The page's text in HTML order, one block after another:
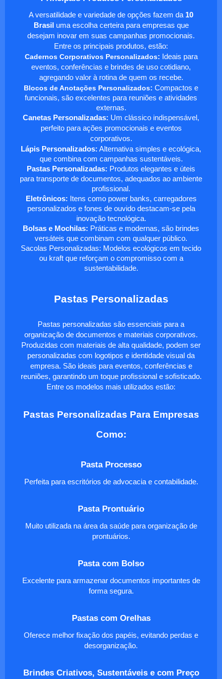
A versatilidade e variedade de opções fazem da 10
Brasil uma escolha certeira para empresas que
desejam inovar em suas campanhas promocionais.
Entre os principais produtos, estão:
Cadernos Corporativos Personalizados: Ideais para
eventos, conferências e brindes de uso cotidiano,
agregando valor à rotina de quem os recebe.
Blocos de Anotações Personalizados: Compactos e
funcionais, são excelentes para reuniões e atividades
externas.
Canetas Personalizadas: Um clássico indispensável,
perfeito para ações promocionais e eventos
corporativos.
Lápis Personalizados: Alternativa simples e ecológica,
que combina com campanhas sustentáveis.
Pastas Personalizadas: Produtos elegantes e úteis
para transporte de documentos, adequados ao ambiente
profissional.
Eletrônicos: Itens como power banks, carregadores
personalizados e fones de ouvido destacam-se pela
inovação tecnológica.
Bolsas e Mochilas: Práticas e modernas, são brindes
versáteis que combinam com qualquer público.
Sacolas Personalizadas: Modelos ecológicos em tecido
ou kraft que reforçam o compromisso com a
sustentabilidade.
Pastas Personalizadas
Pastas personalizadas são essenciais para a
organização de documentos e materiais corporativos.
Produzidas com materiais de alta qualidade, podem ser
personalizadas com logotipos e identidade visual da
empresa. São ideais para eventos, conferências e
reuniões, garantindo um toque profissional e sofisticado.
Entre os modelos mais utilizados estão:
Pastas Personalizadas Para Empresas
Como:
Pasta Processo
Perfeita para escritórios de advocacia e contabilidade.
Pasta Prontuário
Muito utilizada na área da saúde para organização de
prontuários.
Pasta com Bolso
Excelente para armazenar documentos importantes de
forma segura.
Pastas com Orelhas
Oferece melhor fixação dos papéis, evitando perdas e
desorganização.
Brindes Criativos, Sustentáveis e com Preço